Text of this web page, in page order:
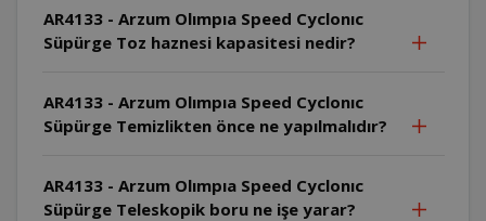
AR4133 - Arzum Olımpıa Speed Cyclonıc
Süpürge Toz haznesi kapasitesi nedir?
AR4133 - Arzum Olımpıa Speed Cyclonıc
Süpürge Temizlikten önce ne yapılmalıdır?
AR4133 - Arzum Olımpıa Speed Cyclonıc
Süpürge Teleskopik boru ne işe yarar?